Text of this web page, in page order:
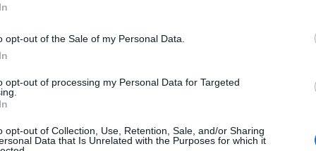
opt-out of the Sale of my Personal Data.
opt-out of processing my Personal Data for Targeted
opt-out of Collection, Use, Retention, Sale, and/or Sharing
Data that Is Unrelated with the Purposes for which it
nella sezioneLogindal menù del sito o